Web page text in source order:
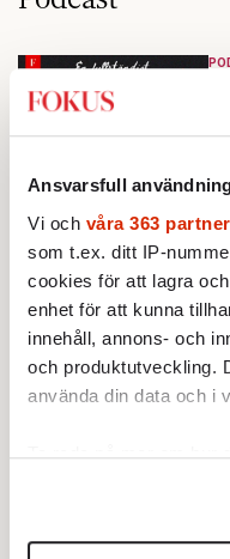
Ansvarsfull
Vi och våra 363
som t.ex. ditt IP-
cookies för att lagra
enhet för att kunna
innehåll, annons- och
och produktutveckling.
använda din data och i
Ta reda på mer om hur
Du kan ändra eller dra
helst från cookie-